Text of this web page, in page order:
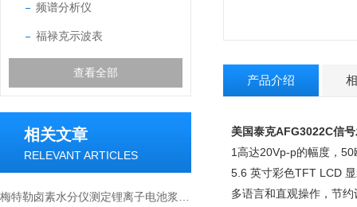
频谱分析仪
福禄克示波表
查看全部
相关文章
RELEVANT ARTICLES
产品介绍
美国泰克AFG3022C信号
1高达20Vp-p的幅度，50
5.6 英寸彩色TFT LCD
多语言和直观操作，节约